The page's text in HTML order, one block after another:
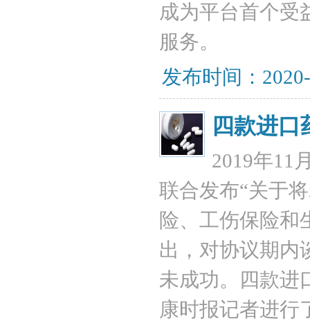
成为平台首个受
服务。
发布时间：
四款进
2019年11
联合发布“关于
险、工伤保险和
出，对协议期内
未成功。四款进
康时报记者进行